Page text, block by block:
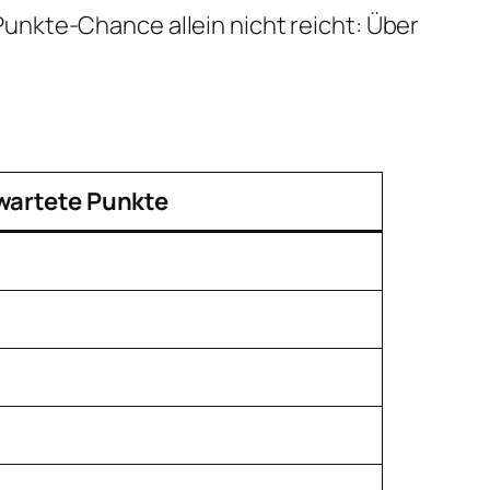
Chance allein nicht reicht: Über
Punkte